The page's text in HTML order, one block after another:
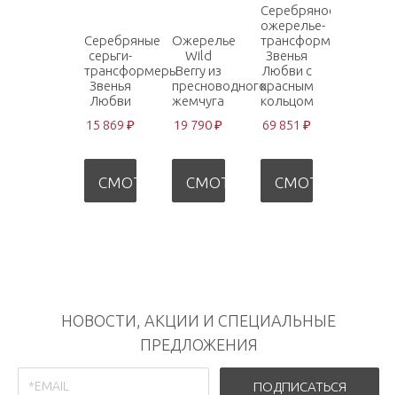
Серебряные
серьги-
трансформеры
Звенья
Любви
15 869 ₽
СМОТРЕТЬ
Ожерелье
Wild
Berry из
пресноводного
жемчуга
19 790 ₽
СМОТРЕТЬ
Серебряное
ожерелье-
трансформер
Звенья
Любви с
красным
кольцом
69 851 ₽
СМОТРЕТЬ
НОВОСТИ, АКЦИИ И СПЕЦИАЛЬНЫЕ
ПРЕДЛОЖЕНИЯ
ПОДПИСАТЬСЯ